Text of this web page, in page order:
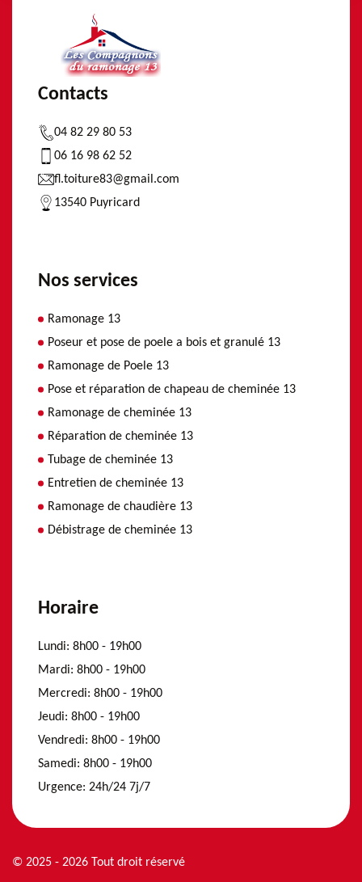
Contacts
04 82 29 80 53
06 16 98 62 52
fl.toiture83@gmail.com
13540 Puyricard
Nos services
Ramonage 13
Poseur et pose de poele a bois et granulé 13
Ramonage de Poele 13
Pose et réparation de chapeau de cheminée 13
Ramonage de cheminée 13
Réparation de cheminée 13
Tubage de cheminée 13
Entretien de cheminée 13
Ramonage de chaudière 13
Débistrage de cheminée 13
Horaire
Lundi: 8h00 - 19h00
Mardi: 8h00 - 19h00
Mercredi: 8h00 - 19h00
Jeudi: 8h00 - 19h00
Vendredi: 8h00 - 19h00
Samedi: 8h00 - 19h00
Urgence: 24h/24 7j/7
© 2025 - 2026 Tout droit réservé